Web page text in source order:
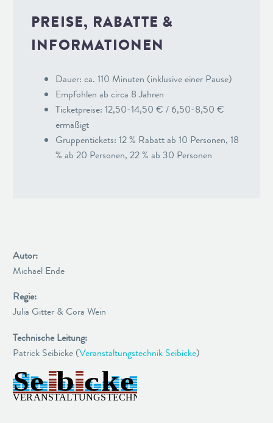
PREISE, RABATTE &
INFORMATIONEN
Dauer: ca. 110 Minuten (inklusive einer Pause)
Empfohlen ab circa 8 Jahren
Ticketpreise: 12,50-14,50 € / 6,50-8,50 €
ermäßigt
Gruppentickets: 12 % Rabatt ab 10 Personen, 18
% ab 20 Personen, 22 % ab 30 Personen
Autor:
Michael Ende
Regie:
Julia Gitter & Cora Wein
Technische Leitung:
Patrick Seibicke (Veranstaltungstechnik Seibicke)